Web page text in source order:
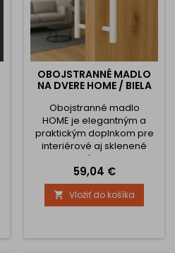
OBOJSTRANNÉ MADLO
NA DVERE HOME / BIELA
Obojstranné madlo
HOME je elegantným a
praktickým doplnkom pre
interiérové aj sklenené
dvere. Vďaka svojmu
modernému dizajnu a
kvalitnému spracovaniu sa
skvele hodí do
domácností, kancelárií či
Kvalitné spracovanie a
Cena
59,04 €
 Vložiť do košíka